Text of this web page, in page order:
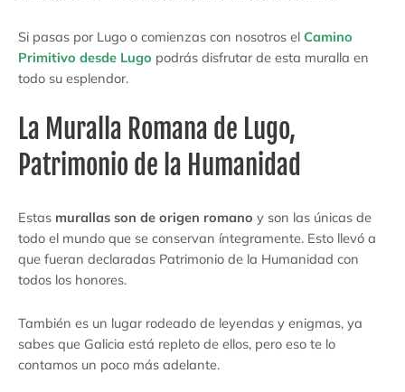
Si pasas por Lugo o comienzas con nosotros el Camino
Primitivo desde Lugo podrás disfrutar de esta muralla en
todo su esplendor.
La Muralla Romana de Lugo,
Patrimonio de la Humanidad
Estas murallas son de origen romano y son las únicas de
todo el mundo que se conservan íntegramente. Esto llevó a
que fueran declaradas Patrimonio de la Humanidad con
todos los honores.
También es un lugar rodeado de leyendas y enigmas, ya
sabes que Galicia está repleto de ellos, pero eso te lo
contamos un poco más adelante.